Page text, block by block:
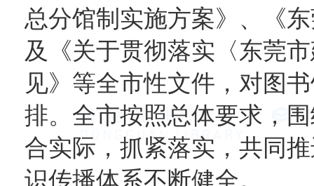
总分馆制实施方案》、《
及《关于贯彻落实〈东莞
见》等全市性文件，对图
排。全市按照总体要求，
合实际，抓紧落实，共同
识传播体系不断健全。